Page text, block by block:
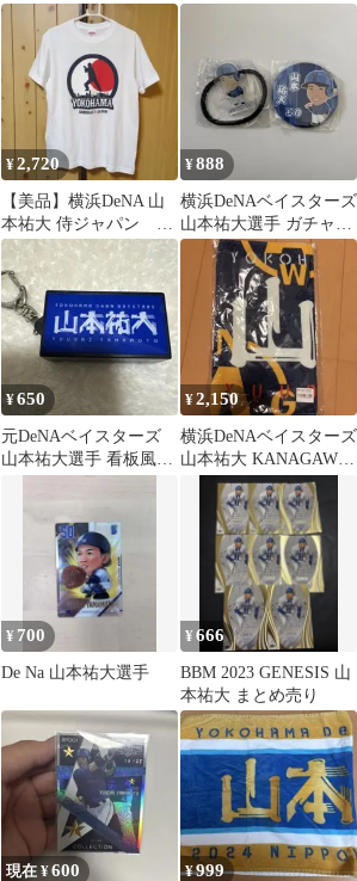
ード EPOCH 2024ホロ
名前
¥2,720
【美品】横浜DeNA 山
本祐大 侍ジャパン T
シャツ S
¥888
横浜DeNAベイスターズ
山本祐大選手 ガチャ2
点セット
¥650
元DeNAベイスターズ
山本祐大選手 看板風ラ
イトキーホルダー
¥2,150
横浜DeNAベイスターズ
山本祐大 KANAGAWA
ユニフォーム タオル
¥ 700
De Na 山本祐大選手
¥666
BBM 2023 GENESIS 山
本祐大 まとめ売り
現在 ¥600 ¥999